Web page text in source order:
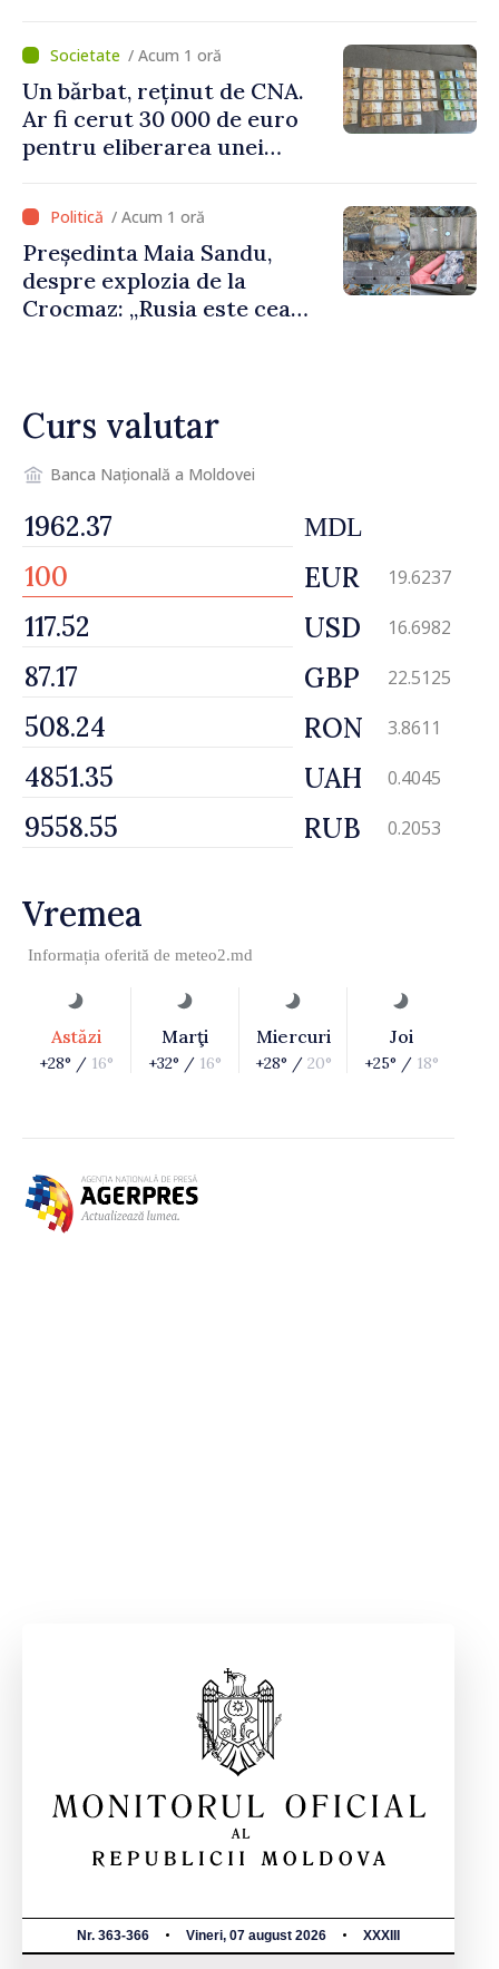
în procesul de integrare
europeană”/ Acum 1 oră
Un bărbat, reținut de CNA.
Ar fi cerut 30 000 de euro
pentru eliberarea unei
/ Acum 1 oră
Președinta Maia Sandu,
despre explozia de la
Crocmaz: „Rusia este cea
pericolul adus la casele
oamenilor noștri”
Curs valutar
Banca Națională a Moldovei
MDL
EUR 19.6237
USD 16.6982
GBP 22.5125
RON 3.8611
UAH 0.4045
RUB 0.2053
Vremea
Informația oferită de meteo2.md
Astăzi
+28° / 16°
Marţi
+32° / 16°
Miercuri
+28° / 20°
Joi
+25° / 18°
Nr. 363-366 Vineri, 07 august 2026 XXXIII